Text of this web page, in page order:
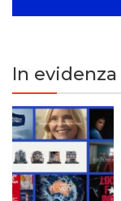
In evidenza